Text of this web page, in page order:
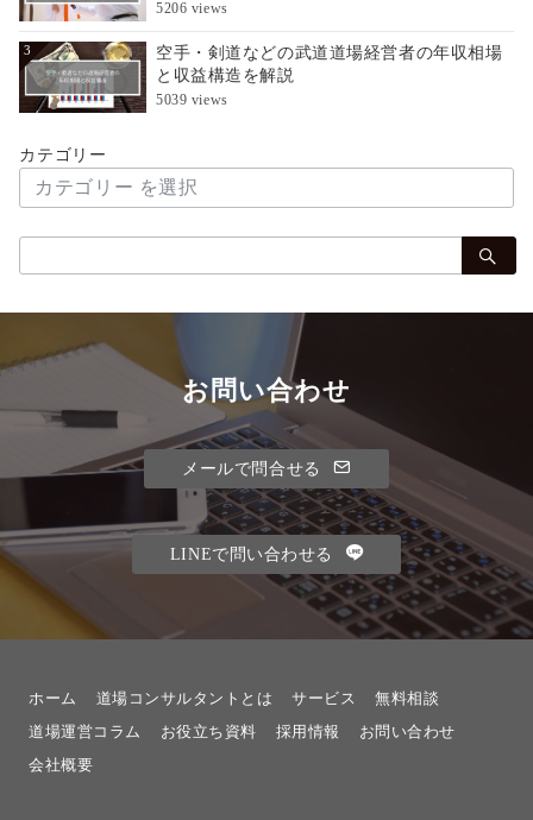
5206 views
3
空手・剣道などの武道道場経営者の年収相場
と収益構造を解説
5039 views
カテゴリー
索：
お問い合わせ
メールで問合せる
LINEで問い合わせる
ホーム 道場コンサルタントとは サービス
無料相談
道場運営コラム
お役立ち資料 採用情報
お問い合わせ
会社概要